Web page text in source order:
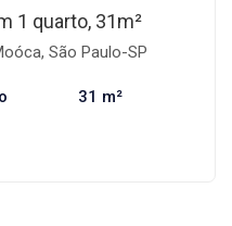
1 quarto, 31m²
São Paulo-SP
31 m²